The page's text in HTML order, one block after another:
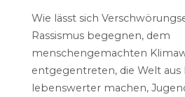
Wie lässt sich
Rassismus begegnen, dem
menschengemachten
entgegentreten, die Welt aus
lebenswerter machen,